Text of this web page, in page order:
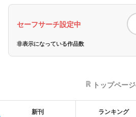
セーフサーチ設定中
非表示になっている作品数
トップペー
新刊 ランキング